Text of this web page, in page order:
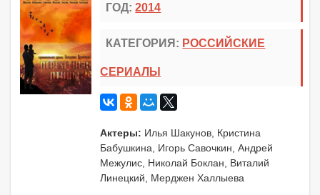
ГОД:2014
КАТЕГОРИЯ: РОССИЙСКИЕ
СЕРИАЛЫ
Актеры: Илья Шакунов, Кристина
Бабушкина, Игорь Савочкин, Андрей
Межулис, Николай Боклан, Виталий
Линецкий, Мерджен Халлыева